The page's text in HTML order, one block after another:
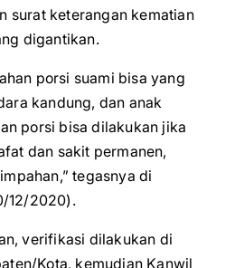
surat keterangan kematian
digantikan.
porsi suami bisa yang
kandung, dan anak
porsi bisa dilakukan jika
dan sakit permanen,
tegasnya di
12/2020).
verifikasi dilakukan di
Kota, kemudian Kanwil